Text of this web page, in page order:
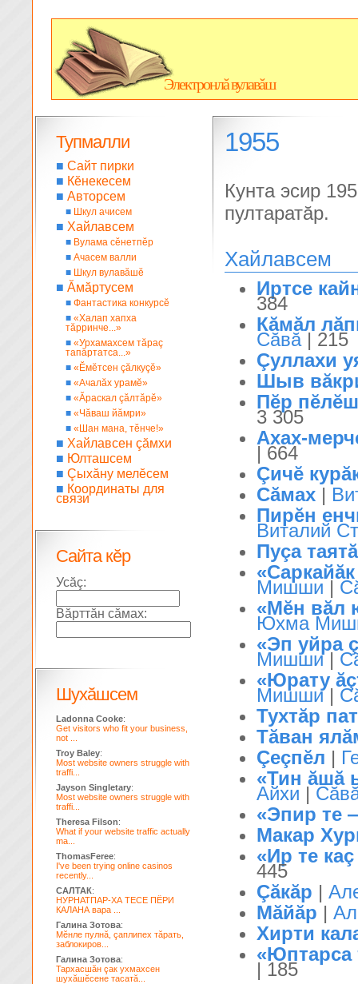
Электронлă вулавăш
1955
Кунта эсир
пултаратăр.
Хайлавсем
Иртсе
384
Кăмăл
Сăвă| 215
Çуллахи
Шыв
Пĕр
3 305
Ахах-
| 664
Çичĕ
Сăмах |
Пирĕн
Виталий
Пуçа
Мишши |
«Мĕн вăл
Юхма
«Эп уйра
Мишши|
«Юрату
Мишши|
Тухтăр
Тăван
Çеçпĕл |
«Тин ăшă
Айхи |
«Эпир те
Макар
«Ир те
445
Çăкăр |
Мăйăр |
Хирти
«Юптарса
| 185
Тупмалли
■ Сайт пирки
■ Кĕнекесем
■ Авторсем
■ Шкул ачисем
■ Хайлавсем
■ Вулама сĕнетпĕр
■ Ачасем валли
■ Шкул вулавăшĕ
■ Ăмăртусем
■ Фантастика конкурсĕ
■ «Халап хапха
тăрринче...»
■ «Урхамахсем тăраç
тапăртатса...»
■ «Ĕмĕтсен çăлкуçĕ»
■ «Ачалăх урамĕ»
■ «Ăраскал çăлтăрĕ»
■ «Чăваш йăмри»
■ «Шан мана, тĕнче!»
■ Хайлавсен çăмхи
■ Юлташсем
■ Çыхăну мелĕсем
■ Координаты для
связи
Сайта кĕр
Усăç:
Вăрттăн сăмах:
Шухăшсем
Ladonna Cooke:
Get visitors who fit your business,
not ...
Troy Baley:
Most website owners struggle with
traffi...
Jayson Singletary:
Most website owners struggle with
traffi...
Theresa Filson:
What if your website traffic actually
ma...
ThomasFeree:
I've been trying online casinos
recently...
САЛТАК:
НУРНАТПАР-ХА ТЕСЕ ПЁРИ
КАЛАНА вара ...
Галина Зотова:
Мĕнле пулнă, çаплипех тăрать,
заблокиров...
Галина Зотова:
Тархасшăн çак ухмахсен
шухăшĕсене тасатă...